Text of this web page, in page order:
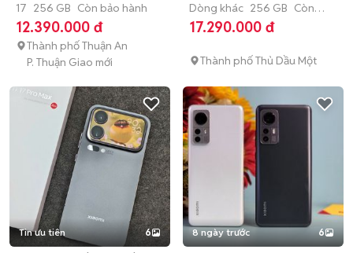
17 256 GB Còn bảo hành
12.390.000 đ
Thành phố Thuận An
P. Thuận Giao mới
Dòng khác 256 GB Còn
bảo hành
17.290.000 đ
Thành phố Thủ Dầu Một
Tin ưu tiên 6 8 ngày trước 6